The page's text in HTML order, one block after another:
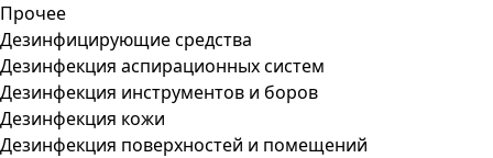
Прочее
Дезинфицирующие средства
Дезинфекция аспирационных систем
Дезинфекция инструментов и боров
Дезинфекция кожи
Дезинфекция поверхностей и помещений